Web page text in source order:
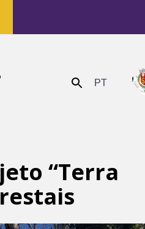
Enviar PT
“Terra